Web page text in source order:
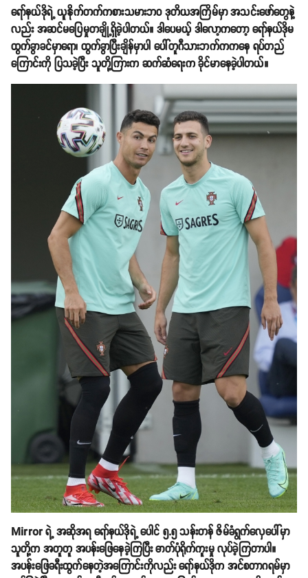
ရော်နယ်ဒိုရဲ့ ယူနိုက်တက်ကစားသမားဘ၀ ဒုတိယအကြိမ်မှာ အသင်းဖော်​တွေနဲ့
လည်း အဆင်မပြေမှုတချို့ရှိခဲ့ပါတယ်။ ဒါပေမယ့် ဒါလော့ကတော့ ရော်နယ်ဒိုမ
ထွက်ခွာခင်မှာရော၊ ထွက်ခွာပြီးချိန်မှာပါ ပေါ်တူဂီသားဘက်ကကနေ ရပ်တည်
ကြောင်းကို ပြသခဲ့ပြီး သူတို့ကြားက ဆက်ဆံရေးက ခိုင်မာနေခဲ့ပါတယ်။
Mirror ရဲ့ အဆိုအရ ရော်နယ်ဒိုရဲ့ ပေါင် ၅.၅ သန်းတန် ဇိမ်ခံရွက်လှေပေါ်မှာ
သူတို့က အတူတူ အပန်းဖြေနေခဲ့ကြပြီး ဓာတ်ပုံရိုက်ကူးမှု လုပ်ခဲ့ကြတာပါ။
အပန်းဖြေခရီးထွက်နေတဲ့အကြောင်းကိုလည်း ရော်နယ်ဒိုက အင်စတာဂရမ်မှာ